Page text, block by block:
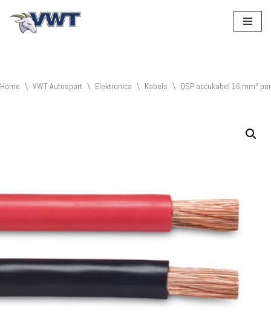
Home \ VWT Autosport \ Elektronica \ Kabels \ QSP accukabel 16 mm²